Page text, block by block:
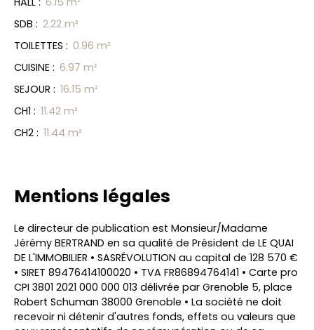
SDB : 2.22 m²
TOILETTES : 0.96 m²
CUISINE : 6.97 m²
SEJOUR : 16.15 m²
CH1 : 11.42 m²
CH2 : 11.44 m²
Mentions légales
Le directeur de publication est Monsieur/Madame
Jérémy BERTRAND en sa qualité de Président de LE QUAI
DE L'IMMOBILIER • SASRÉVOLUTION au capital de 128 570 €
• SIRET 89476414100020 • TVA FR86894764141 • Carte pro
CPI 3801 2021 000 000 013 délivrée par Grenoble 5, place
Robert Schuman 38000 Grenoble • La société ne doit
recevoir ni détenir d'autres fonds, effets ou valeurs que